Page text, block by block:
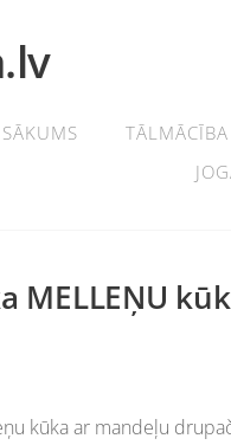
SĀKUMS TĀLMĀCĪBA
MELLEŅU
kūka ar mandeļu